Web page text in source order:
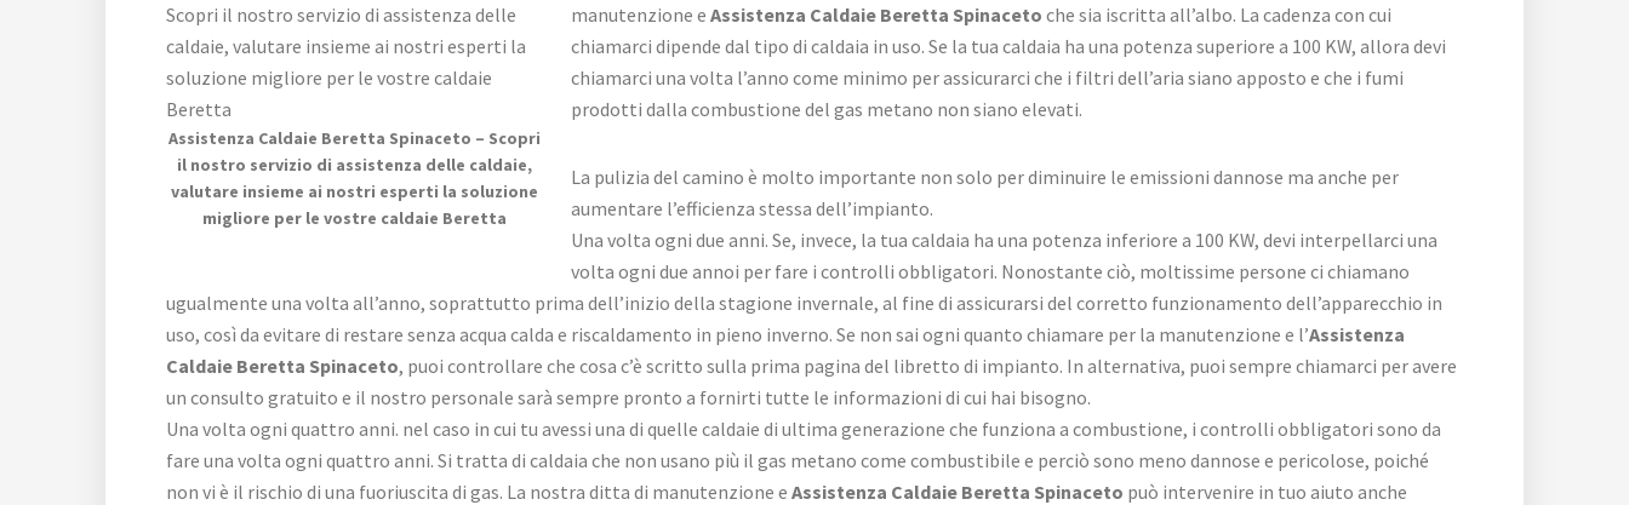
Assistenza Caldaie Beretta Spinaceto – Scopri
il nostro servizio di assistenza delle caldaie,
valutare insieme ai nostri esperti la soluzione
migliore per le vostre caldaie Beretta
manutenzione e Assistenza Caldaie Beretta Spinaceto che sia iscritta all’albo. La cadenza con cui
chiamarci dipende dal tipo di caldaia in uso. Se la tua caldaia ha una potenza superiore a 100 KW, allora devi
chiamarci una volta l’anno come minimo per assicurarci che i filtri dell’aria siano apposto e che i fumi
prodotti dalla combustione del gas metano non siano elevati.
La pulizia del camino è molto importante non solo per diminuire le emissioni dannose ma anche per
aumentare l’efficienza stessa dell’impianto.
Una volta ogni due anni. Se, invece, la tua caldaia ha una potenza inferiore a 100 KW, devi interpellarci una
volta ogni due annoi per fare i controlli obbligatori. Nonostante ciò, moltissime persone ci chiamano
ugualmente una volta all’anno, soprattutto prima dell’inizio della stagione invernale, al fine di assicurarsi del corretto funzionamento dell’apparecchio in
uso, così da evitare di restare senza acqua calda e riscaldamento in pieno inverno. Se non sai ogni quanto chiamare per la manutenzione e l’Assistenza
Caldaie Beretta Spinaceto, puoi controllare che cosa c’è scritto sulla prima pagina del libretto di impianto. In alternativa, puoi sempre chiamarci per avere
un consulto gratuito e il nostro personale sarà sempre pronto a fornirti tutte le informazioni di cui hai bisogno.
Una volta ogni quattro anni. nel caso in cui tu avessi una di quelle caldaie di ultima generazione che funziona a combustione, i controlli obbligatori sono da
fare una volta ogni quattro anni. Si tratta di caldaia che non usano più il gas metano come combustibile e perciò sono meno dannose e pericolose, poiché
non vi è il rischio di una fuoriuscita di gas. La nostra ditta di manutenzione e Assistenza Caldaie Beretta Spinaceto può intervenire in tuo aiuto anche